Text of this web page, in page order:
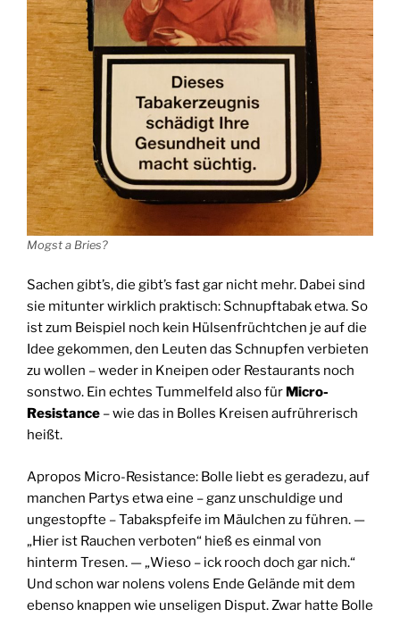
Mogst a Bries?
Sachen gibt’s, die gibt’s fast gar nicht mehr. Dabei sind
sie mitunter wirklich praktisch: Schnupftabak etwa. So
ist zum Beispiel noch kein Hülsenfrüchtchen je auf die
Idee gekommen, den Leuten das Schnupfen verbieten
zu wollen – weder in Kneipen oder Restaurants noch
sonstwo. Ein echtes Tummelfeld also für Micro-
Resistance – wie das in Bolles Kreisen aufrührerisch
heißt.
Apropos Micro-Resistance: Bolle liebt es geradezu, auf
manchen Partys etwa eine – ganz unschuldige und
ungestopfte – Tabakspfeife im Mäulchen zu führen. —
„Hier ist Rauchen verboten“ hieß es einmal von
hinterm Tresen. — „Wieso – ick rooch doch gar nich.“
Und schon war nolens volens Ende Gelände mit dem
ebenso knappen wie unseligen Disput. Zwar hatte Bolle